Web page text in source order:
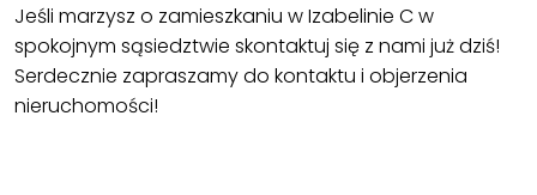
Jeśli marzysz o zamieszkaniu w Izabelinie C w
spokojnym sąsiedztwie skontaktuj się z nami już dziś!
Serdecznie zapraszamy do kontaktu i objerzenia
nieruchomości!